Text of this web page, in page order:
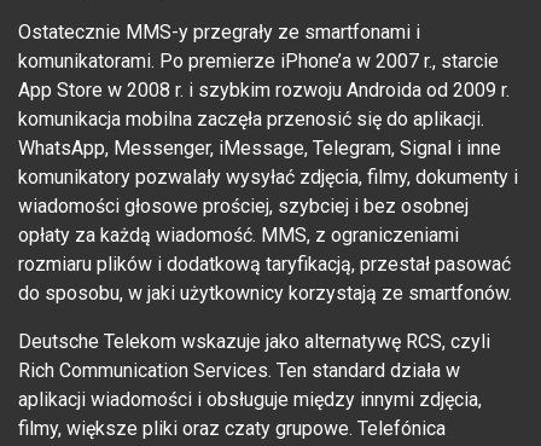
Ostatecznie MMS-y przegrały ze smartfonami i
komunikatorami. Po premierze iPhone’a w 2007 r., starcie
App Store w 2008 r. i szybkim rozwoju Androida od 2009 r.
komunikacja mobilna zaczęła przenosić się do aplikacji.
WhatsApp, Messenger, iMessage, Telegram, Signal i inne
komunikatory pozwalały wysyłać zdjęcia, filmy, dokumenty i
wiadomości głosowe prościej, szybciej i bez osobnej
opłaty za każdą wiadomość. MMS, z ograniczeniami
rozmiaru plików i dodatkową taryfikacją, przestał pasować
do sposobu, w jaki użytkownicy korzystają ze smartfonów.
Deutsche Telekom wskazuje jako alternatywę RCS, czyli
Rich Communication Services. Ten standard działa w
aplikacji wiadomości i obsługuje między innymi zdjęcia,
filmy, większe pliki oraz czaty grupowe. Telefónica